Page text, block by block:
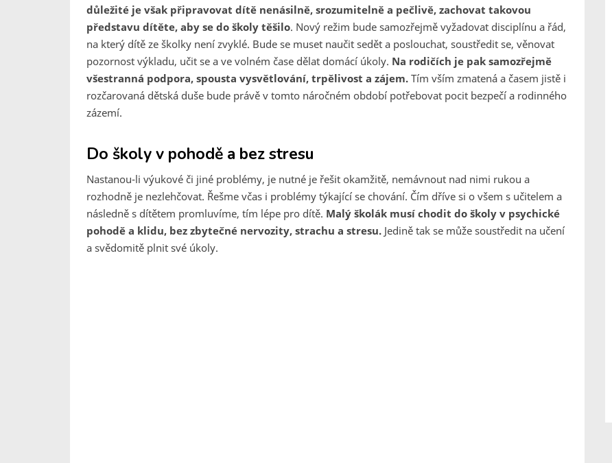
důležité je však připravovat dítě nenásilně, srozumitelně a pečlivě, zachovat takovou
představu dítěte, aby se do školy těšilo. Nový režim bude samozřejmě vyžadovat disciplínu a řád,
na který dítě ze školky není zvyklé. Bude se muset naučit sedět a poslouchat, soustředit se, věnovat
pozornost výkladu, učit se a ve volném čase dělat domácí úkoly. Na rodičích je pak samozřejmě
všestranná podpora, spousta vysvětlování, trpělivost a zájem. Tím vším zmatená a časem jistě i
rozčarovaná dětská duše bude právě v tomto náročném období potřebovat pocit bezpečí a rodinného
zázemí.
Do školy v pohodě a bez stresu
Nastanou-li výukové či jiné problémy, je nutné je řešit okamžitě, nemávnout nad nimi rukou a
rozhodně je nezlehčovat. Řešme včas i problémy týkající se chování. Čím dříve si o všem s učitelem a
následně s dítětem promluvíme, tím lépe pro dítě. Malý školák musí chodit do školy v psychické
pohodě a klidu, bez zbytečné nervozity, strachu a stresu. Jedině tak se může soustředit na učení
a svědomitě plnit své úkoly.